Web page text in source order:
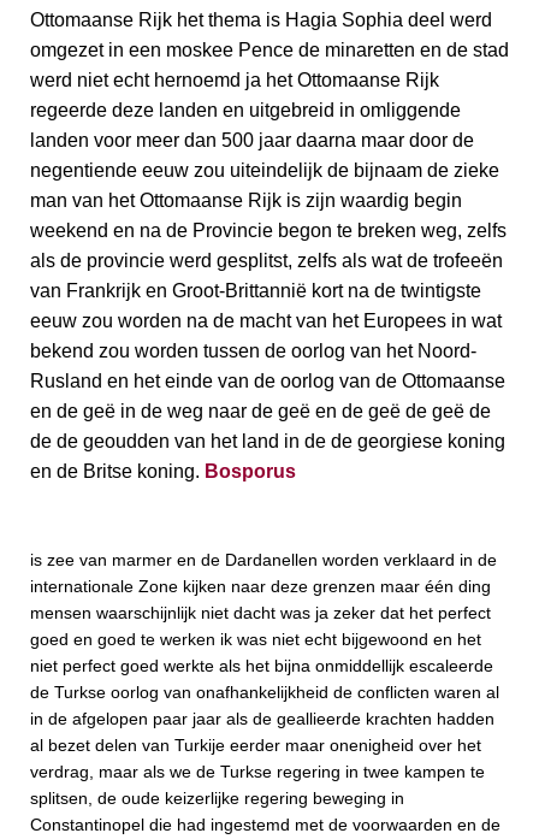
Ottomaanse Rijk het thema is Hagia Sophia deel werd
omgezet in een moskee Pence de minaretten en de stad
werd niet echt hernoemd ja het Ottomaanse Rijk
regeerde deze landen en uitgebreid in omliggende
landen voor meer dan 500 jaar daarna maar door de
negentiende eeuw zou uiteindelijk de bijnaam de zieke
man van het Ottomaanse Rijk is zijn waardig begin
weekend en na de Provincie begon te breken weg, zelfs
als de provincie werd gesplitst, zelfs als wat de trofeeën
van Frankrijk en Groot-Brittannië kort na de twintigste
eeuw zou worden na de macht van het Europees in wat
bekend zou worden tussen de oorlog van het Noord-
Rusland en het einde van de oorlog van de Ottomaanse
en de geë in de weg naar de geë en de geë de geë de
de de geoudden van het land in de de georgiese koning
en de Britse koning. Bosporus
is zee van marmer en de Dardanellen worden verklaard in de
internationale Zone kijken naar deze grenzen maar één ding
mensen waarschijnlijk niet dacht was ja zeker dat het perfect
goed en goed te werken ik was niet echt bijgewoond en het
niet perfect goed werkte als het bijna onmiddellijk escaleerde
de Turkse oorlog van onafhankelijkheid de conflicten waren al
in de afgelopen paar jaar als de geallieerde krachten hadden
al bezet delen van Turkije eerder maar onenigheid over het
verdrag, maar als we de Turkse regering in twee kampen te
splitsen, de oude keizerlijke regering beweging in
Constantinopel die had ingestemd met de voorwaarden en de